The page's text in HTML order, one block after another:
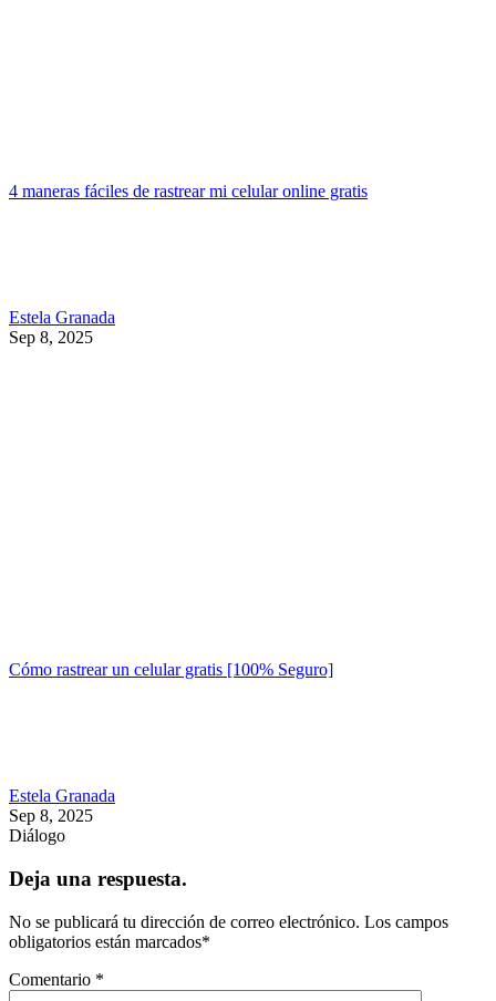
4 maneras fáciles de rastrear mi celular online gratis
Estela Granada
Sep 8, 2025
Cómo rastrear un celular gratis [100% Seguro]
Estela Granada
Sep 8, 2025
Diálogo
Deja una respuesta.
No se publicará tu dirección de correo electrónico. Los campos
obligatorios están marcados*
Comentario *